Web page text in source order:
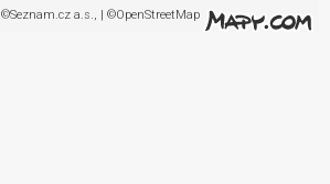
©Seznam.cz a.s., | ©OpenStreetMap